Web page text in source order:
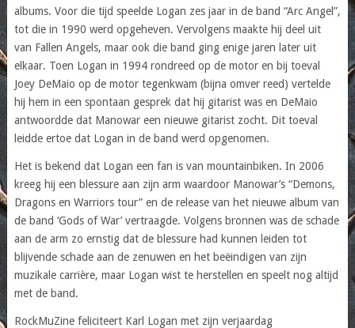
albums. Voor die tijd speelde Logan zes jaar in de band “Arc Angel”,
tot die in 1990 werd opgeheven. Vervolgens maakte hij deel uit
van Fallen Angels, maar ook die band ging enige jaren later uit
elkaar. Toen Logan in 1994 rondreed op de motor en bij toeval
Joey DeMaio op de motor tegenkwam (bijna omver reed) vertelde
hij hem in een spontaan gesprek dat hij gitarist was en DeMaio
antwoordde dat Manowar een nieuwe gitarist zocht. Dit toeval
leidde ertoe dat Logan in de band werd opgenomen.
Het is bekend dat Logan een fan is van mountainbiken. In 2006
kreeg hij een blessure aan zijn arm waardoor Manowar’s “Demons,
Dragons en Warriors tour” en de release van het nieuwe album van
de band ‘Gods of War’ vertraagde. Volgens bronnen was de schade
aan de arm zo ernstig dat de blessure had kunnen leiden tot
blijvende schade aan de zenuwen en het beëindigen van zijn
muzikale carrière, maar Logan wist te herstellen en speelt nog altijd
met de band.
RockMuZine feliciteert Karl Logan met zijn verjaardag